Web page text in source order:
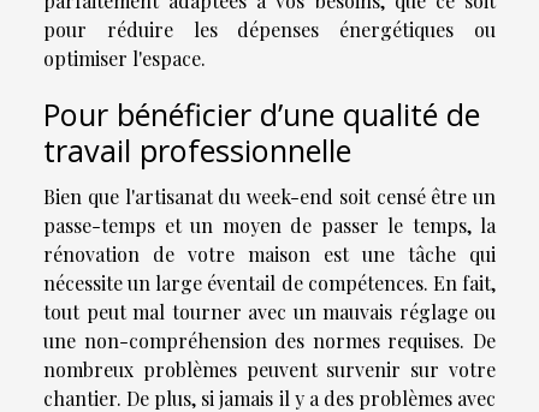
pour réduire les dépenses énergétiques ou
optimiser l'espace.
Pour bénéficier d’une qualité de
travail professionnelle
Bien que l'artisanat du week-end soit censé être un
passe-temps et un moyen de passer le temps, la
rénovation de votre maison est une tâche qui
nécessite un large éventail de compétences. En fait,
tout peut mal tourner avec un mauvais réglage ou
une non-compréhension des normes requises. De
nombreux problèmes peuvent survenir sur votre
chantier. De plus, si jamais il y a des problèmes avec